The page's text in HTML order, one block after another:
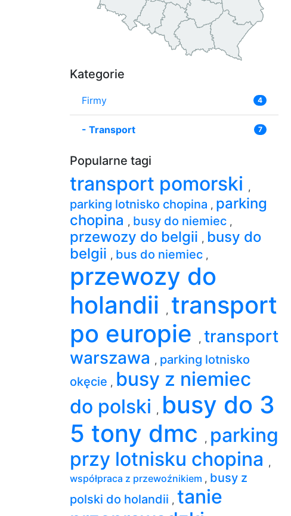
Kategorie
Firmy 4
- Transport 7
Popularne tagi
transport pomorski ,
parking lotnisko chopina , parking
chopina , busy do niemiec ,
przewozy do belgii , busy do
belgii , bus do niemiec ,
przewozy do
holandii
, transport
po europie
, transport
warszawa , parking lotnisko
okęcie , busy z niemiec
do polski , busy do 3
5 tony dmc
, parking
przy lotnisku chopina ,
współpraca z przewoźnikiem , busy z
polski do holandii , tanie